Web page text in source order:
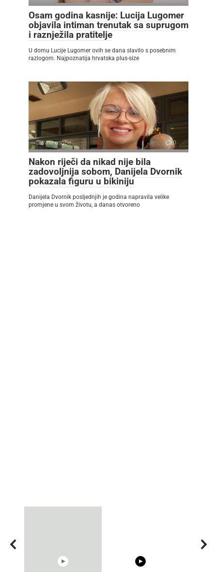
Osam godina kasnije: Lucija Lugomer
objavila intiman trenutak sa suprugom
i raznježila pratitelje
U domu Lucije Lugomer ovih se dana slavilo s posebnim
razlogom. Najpoznatija hrvatska plus-size
Slavne osobe 0
Nakon riječi da nikad nije bila
zadovoljnija sobom, Danijela Dvornik
pokazala figuru u bikiniju
Danijela Dvornik posljednjih je godina napravila velike
promjene u svom životu, a danas otvoreno